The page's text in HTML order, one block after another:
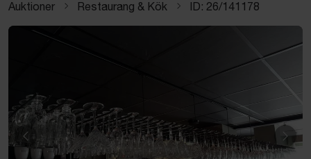
Auktioner Restaurang & Kök ID: 26/141178
Föregående